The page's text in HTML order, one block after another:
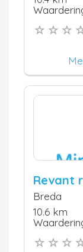
Revant
Breda
10.6 km